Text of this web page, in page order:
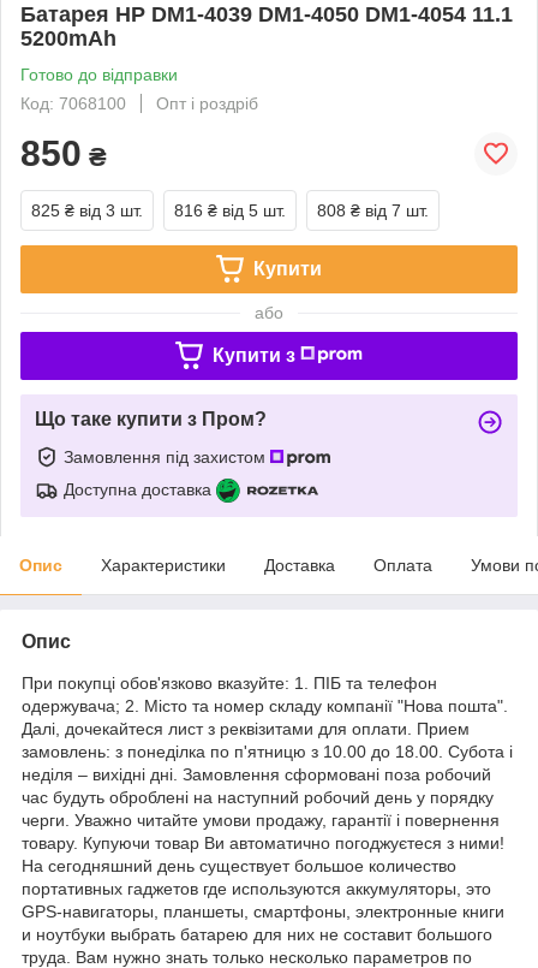
Батарея HP DM1-4039 DM1-4050 DM1-4054 11.1
5200mAh
Готово до відправки
Код: 7068100
Опт і роздріб
850 ₴
825 ₴ від 3 шт. 816 ₴ від 5 шт. 808 ₴ від 7 шт.
Купити
або
Купити з
Що таке купити з Пром?
Замовлення під захистом
Доступна доставка
Опис Характеристики Доставка Оплата Умови
Опис
При покупці обов'язково вказуйте: 1. ПІБ та телефон
одержувача; 2. Місто та номер складу компанії "Нова пошта".
Далі, дочекайтеся лист з реквізитами для оплати. Прием
замовлень: з понеділка по п'ятницю з 10.00 до 18.00. Субота і
неділя – вихідні дні. Замовлення сформовані поза робочий
час будуть оброблені на наступний робочий день у порядку
черги. Уважно читайте умови продажу, гарантії і повернення
товару. Купуючи товар Ви автоматично погоджуєтеся з ними!
На сегодняшний день существует большое количество
портативных гаджетов где используются аккумуляторы, это
GPS-навигаторы, планшеты, смартфоны, электронные книги
и ноутбуки выбрать батарею для них не составит большого
труда. Вам нужно знать только несколько параметров по